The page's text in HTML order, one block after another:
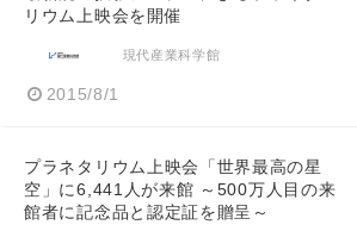
リウム上映会を開催
現代産業科学館
2015/8/1
プラネタリウム上映会「世界最高の星
空」に6,441人が来館 ～500万人目の来
館者に記念品と認定証を贈呈～